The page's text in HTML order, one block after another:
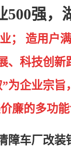
500强，
； 造用户
、科技创
为企业宗
廉的多功
障车厂改